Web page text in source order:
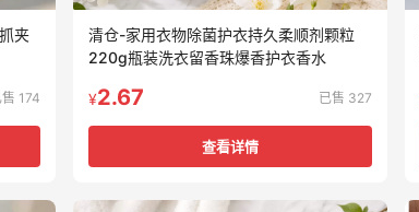
夹
售 174
清仓-家用衣物除菌护衣持久柔顺剂颗粒
220g瓶装洗衣留香珠爆香护衣香水
¥2.67 已售 327
查看详情